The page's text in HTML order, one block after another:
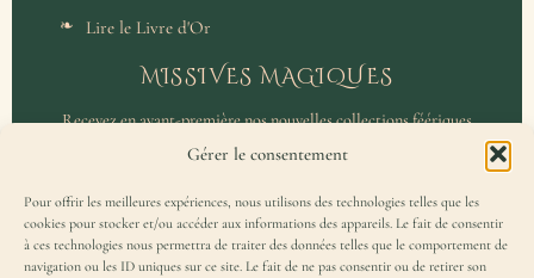
Gérer le consentement
Pour offrir les meilleures expériences, nous utilisons des technologies telles que les
cookies pour stocker et/ou accéder aux informations des appareils. Le fait de consentir
à ces technologies nous permettra de traiter des données telles que le comportement de
navigation ou les ID uniques sur ce site. Le fait de ne pas consentir ou de retirer son
Lire le Livre d'Or
MISSIVES MAGIQUES
Recevez en avant-première nos nouvelles collections féériques
et un accès privilégié aux coulisses de l'atelier.